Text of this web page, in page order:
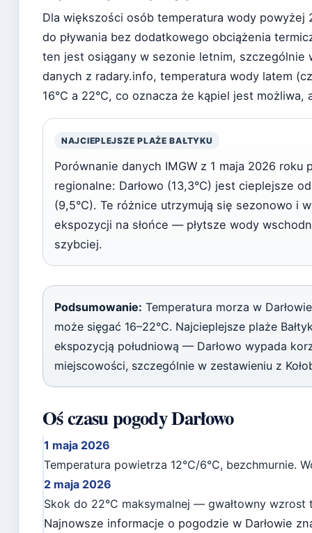
Dla większości osób temperatura wody powyżej
do pływania bez dodatkowego obciążenia
ten jest osiągany w sezonie letnim, szczególnie
danych z radary.info, temperatura wody latem
16°C a 22°C, co oznacza że kąpiel jest możliwa,
NAJCIEPLEJSZE PLAŻE BAŁTYKU
Porównanie danych IMGW z 1 maja 2026 roku
regionalne: Darłowo (13,3°C) jest cieplejsze
(9,5°C). Te różnice utrzymują się sezonowo i
ekspozycji na słońce — płytsze wody
szybciej.
Podsumowanie: Temperatura morza w
może sięgać 16–22°C. Najcieplejsze plaże
ekspozycją południową — Darłowo wypada
miejscowości, szczególnie w zestawieniu z
Oś czasu pogody Darłowo
1 maja 2026
Temperatura powietrza 12°C/6°C, bezchmurnie.
2 maja 2026
Skok do 22°C maksymalnej — gwałtowny wzrost
Najnowsze informacje o pogodzie w Darłowie